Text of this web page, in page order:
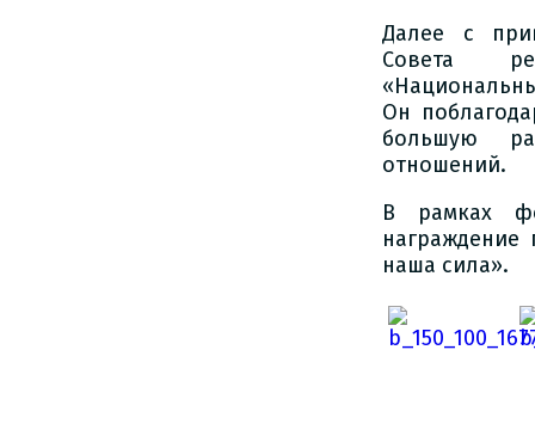
Далее с
Совета
Он
большую
отношений.
В рамках
награждение
наша сила».